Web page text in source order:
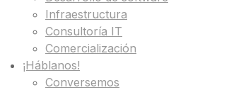
Infraestructura
Consultoría IT
Comercialización
¡Háblanos!
Conversemos